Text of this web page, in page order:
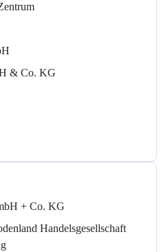
& Co. KG
+ Co. KG
Handelsgesellschaft